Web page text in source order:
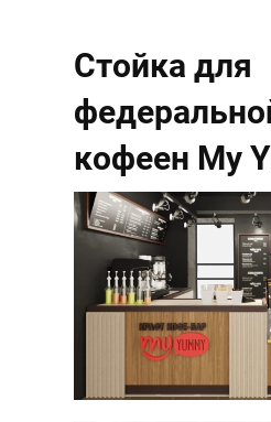
Стойка для
кофеен My